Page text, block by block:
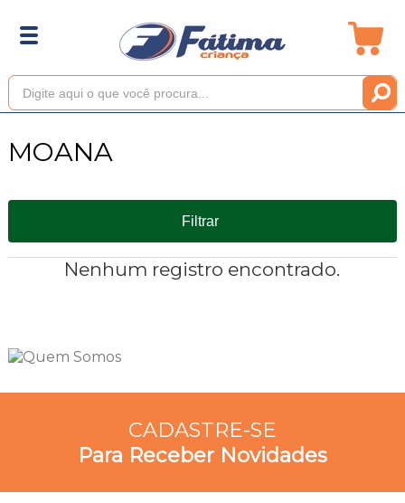
MOANA
Filtrar
Nenhum registro encontrado.
CADASTRE-SE
Para Receber Novidades